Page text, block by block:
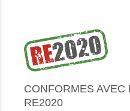
CONFORMES AVEC
RE2020